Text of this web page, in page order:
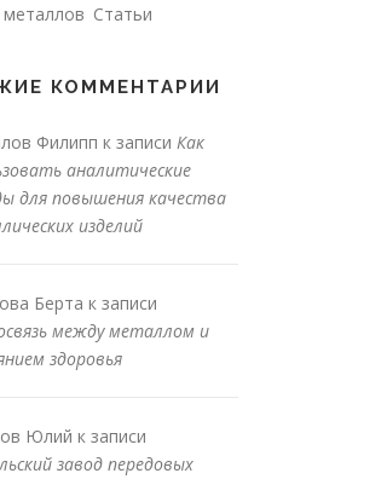
Статьи
КОММЕНТАРИИ
Филипп к записи Как
аналитические
для повышения качества
изделий
Берта к записи
между металлом и
здоровья
Юлий к записи
завод передовых